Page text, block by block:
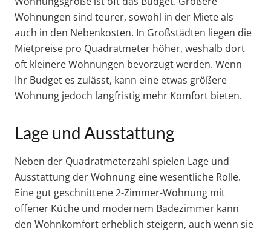
Wohnungen sind teurer, sowohl in der Miete als
auch in den Nebenkosten. In Großstädten liegen die
Mietpreise pro Quadratmeter höher, weshalb dort
oft kleinere Wohnungen bevorzugt werden. Wenn
Ihr Budget es zulässt, kann eine etwas größere
Wohnung jedoch langfristig mehr Komfort bieten.
Lage und Ausstattung
Neben der Quadratmeterzahl spielen Lage und
Ausstattung der Wohnung eine wesentliche Rolle.
Eine gut geschnittene 2-Zimmer-Wohnung mit
offener Küche und modernem Badezimmer kann
den Wohnkomfort erheblich steigern, auch wenn sie